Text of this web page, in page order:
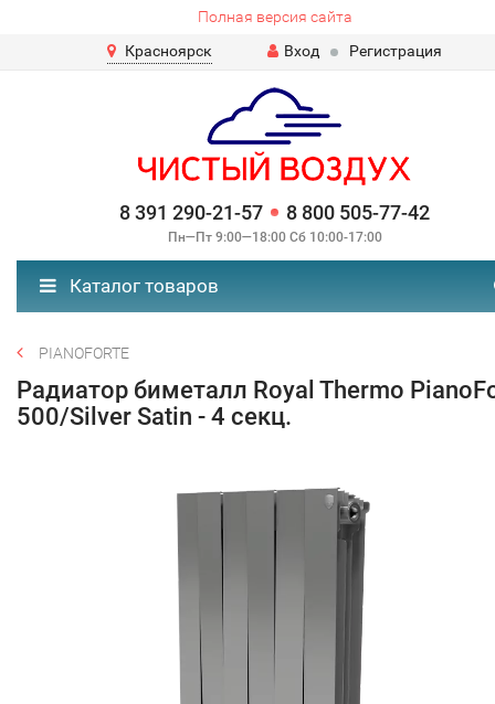
Полная версия сайта
Красноярск
Вход Регистрация
8 391 290-21-57 8 800 505-77-42
Пн—Пт 9:00—18:00 Сб 10:00-17:00
Каталог товаров
PIANOFORTE
Радиатор биметалл Royal Thermo
500/Silver Satin - 4 секц.